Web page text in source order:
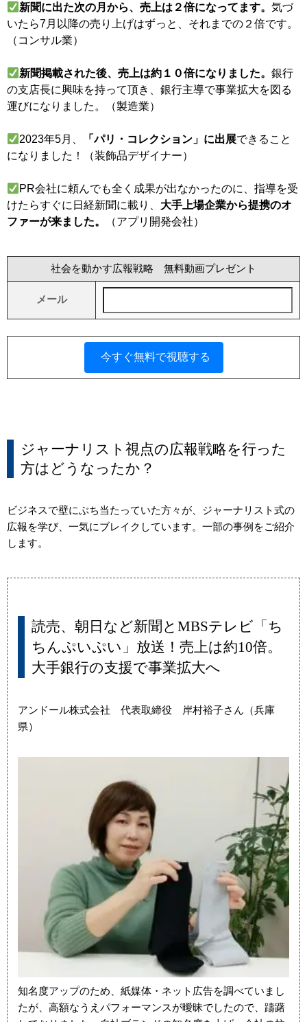
新聞に出た次の月から、売上は２倍になってます。気づ
いたら7月以降の売り上げはずっと、それまでの２倍です。
（コンサル業）
新聞掲載された後、売上は約１０倍になりました。銀行
の支店長に興味を持って頂き、銀行主導で事業拡大を図る
運びになりました。（製造業）
2023年5月、 「パリ・コレクション」に出展できること
になりました！（装飾品デザイナー）
PR会社に頼んでも全く成果が出なかったのに、指導を受
けたらすぐに日経新聞に載り、 大手上場企業から提携のオ
ファーが来ました。
（アプリ開発会社）
社会を動かす広報戦略 無料動画プレゼント
メール
ジャーナリスト視点の広報戦略を行った
方はどうなったか？
ビジネスで壁にぶち当たっていた方々が、ジャーナリスト式の
広報を学び、一気にブレイクしています。一部の事例をご紹介
します。
読売、朝日など新聞とMBSテレビ「ち
ちんぷいぷい」放送！売上は約10倍。
大手銀行の支援で事業拡大へ
アンドール株式会社 代表取締役 岸村裕子さん（兵庫
県）
知名度アップのため、紙媒体・ネット広告を調べていまし
たが、高額なうえパフォーマンスが曖昧でしたので、躊躇